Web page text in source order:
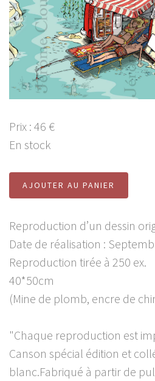
Prix : 46 €
En stock
AJOUTER AU PANIER
Reproduction d’un dessin
Date de réalisation :
Reproduction tirée à 250 ex.
40*50cm
(Mine de plomb, encre de
"Chaque reproduction est
Canson spécial édition et
blanc.Fabriqué à partir de